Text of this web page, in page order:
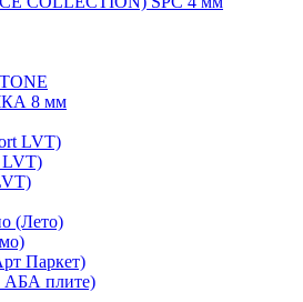
8 мм
LVT)
LVT)
(Лето)
Паркет)
АБА плите)